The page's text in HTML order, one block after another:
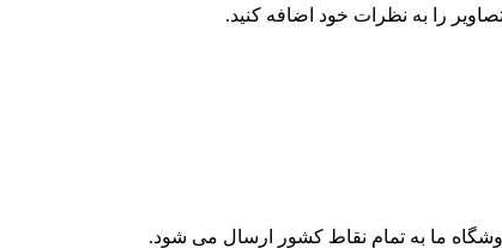
را به نظرات خود اضافه کنید.
ما به تمام نقاط کشور ارسال می شود.